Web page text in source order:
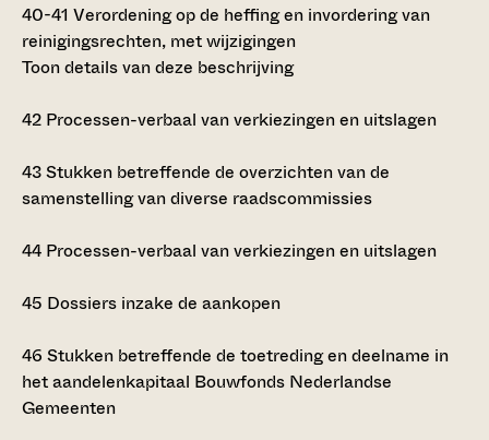
40-41 Verordening op de heffing en invordering van
reinigingsrechten, met wijzigingen
Toon details van deze beschrijving
42 Processen-verbaal van verkiezingen en uitslagen
43Stukken betreffende de overzichten van de
samenstelling van diverse raadscommissies
44 Processen-verbaal van verkiezingen en uitslagen
45 Dossiers inzake de aankopen
46 Stukken betreffende de toetreding en deelname in
het aandelenkapitaal Bouwfonds Nederlandse
Gemeenten